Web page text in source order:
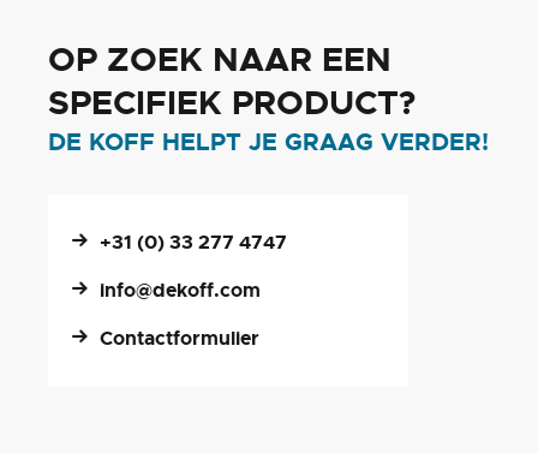
OP ZOEK NAAR EEN
SPECIFIEK PRODUCT?
DE KOFF HELPT JE GRAAG VERDER!
+31 (0) 33 277 4747
info@dekoff.com
Contactformulier